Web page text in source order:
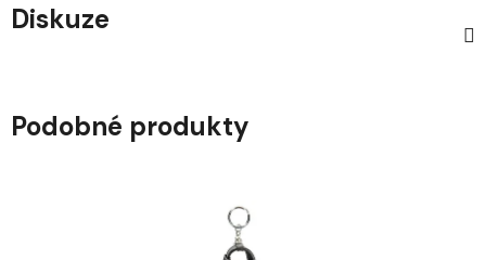
Diskuze
Podobné produkty